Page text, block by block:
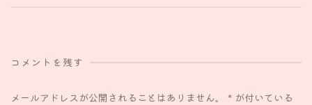
コメントを残す
メールアドレスが公開されることはありません。 * が付いている